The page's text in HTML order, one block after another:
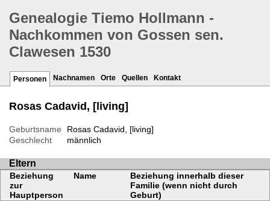
Genealogie Tiemo Hollmann -
Nachkommen von Gossen sen.
Clawesen 1530
Personen Nachnamen Orte Quellen Kontakt
Rosas Cadavid, [living]
Geburtsname
Rosas Cadavid, [living]
Geschlecht
männlich
Eltern
Beziehung
zur
Hauptperson
Name
Beziehung innerhalb dieser
Familie (wenn nicht durch
Geburt)